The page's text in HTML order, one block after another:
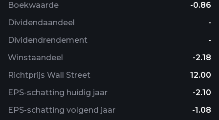
Boekwaarde
-0.86
Dividendaandeel
-
Dividendrendement
-
Winstaandeel
-2.18
Richtprijs Wall Street
12.00
EPS-schatting huidig ​​jaar
-2.10
EPS-schatting volgend jaar
-1.08